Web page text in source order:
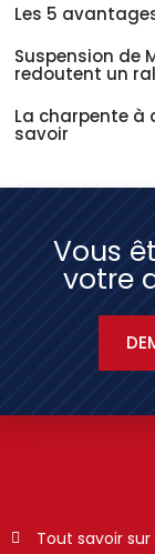
Les 5
Suspension de
redoutent un
La charpente à
savoir
Vous
votre
Tout savoir